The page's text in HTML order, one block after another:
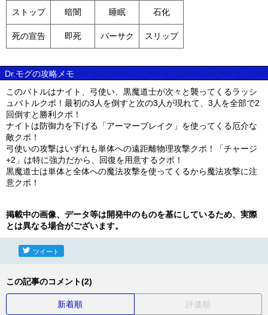
ストップ 暗闇 睡眠 石化
死の宣告 即死 バーサク スリップ
Dr.モグの攻略メモ
このバトルはナイト、弓使い、黒魔道士が次々と襲ってくるラッシ
ュバトルクポ！最初の3人を倒すと次の3人が現れて、3人を全部で2
回倒すと勝利クポ！
ナイトは防御力を下げる「アーマーブレイク」を使ってくる厄介な
敵クポ！
弓使いの攻撃はいずれも単体への遠距離物理攻撃クポ！「チャージ
+2」は特に強力だから、回復を用意するクポ！
黒魔道士は単体と全体への魔法攻撃を使ってくるから魔法攻撃に注
意クポ！
掲載中の画像、データ等は開発中のものを基にしているため、実際
とは異なる場合がございます。
ツイート
この記事のコメント(2)
新着順 評価順